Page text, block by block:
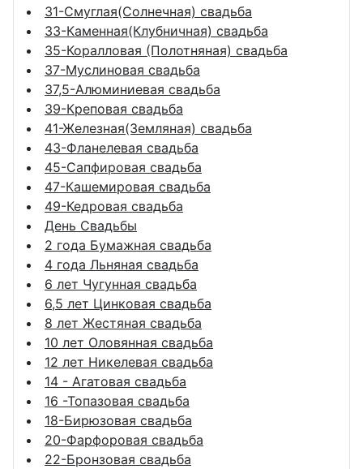
31-Смуглая(Солнечная) свадьба
33-Каменная(Клубничная) свадьба
35-Коралловая (Полотняная) свадьба
37-Муслиновая свадьба
37,5-Алюминиевая свадьба
39-Креповая свадьба
41-Железная(Земляная) свадьба
43-Фланелевая свадьба
45-Сапфировая свадьба
47-Кашемировая свадьба
49-Кедровая свадьба
День Свадьбы
2 года Бумажная свадьба
4 года Льняная свадьба
6 лет Чугунная свадьба
6,5 лет Цинковая свадьба
8 лет Жестяная свадьба
10 лет Оловянная свадьба
12 лет Никелевая свадьба
14 - Агатовая свадьба
16 -Топазовая свадьба
18-Бирюзовая свадьба
20-Фарфоровая свадьба
22-Бронзовая свадьба